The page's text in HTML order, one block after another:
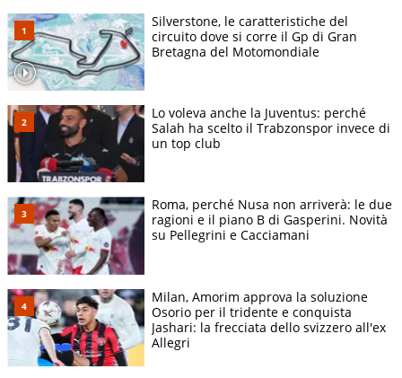
Silverstone, le caratteristiche del
circuito dove si corre il Gp di Gran
Bretagna del Motomondiale
Lo voleva anche la Juventus: perché
Salah ha scelto il Trabzonspor invece di
un top club
Roma, perché Nusa non arriverà: le due
ragioni e il piano B di Gasperini. Novità
su Pellegrini e Cacciamani
Milan, Amorim approva la soluzione
Osorio per il tridente e conquista
Jashari: la frecciata dello svizzero all'ex
Allegri